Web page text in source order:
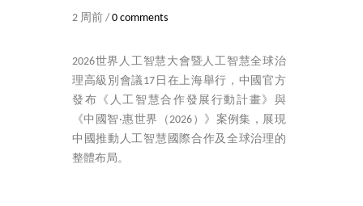
2 周前 / 0 comments
2026世界人工智慧大會暨人工智慧全球治
理高級別會議17日在上海舉行，中國官方
發布《人工智慧合作發展行動計畫》與
《中國智·惠世界（2026）》案例集，展現
中國推動人工智慧國際合作及全球治理的
整體布局。